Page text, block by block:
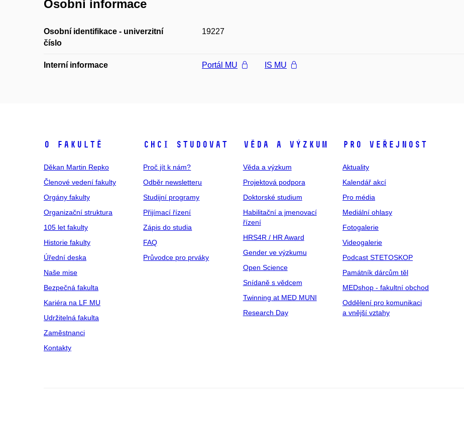
Osobní informace
Osobní identifikace - univerzitní
číslo
19227
Interní informace Portál MU IS MU
O fakultě
Děkan Martin Repko
Členové vedení fakulty
Orgány fakulty
Organizační struktura
105 let fakulty
Historie fakulty
Úřední deska
Naše mise
Bezpečná fakulta
Kariéra na LF MU
Udržitelná fakulta
Zaměstnanci
Kontakty
Chci studovat
Proč jít k nám?
Odběr newsletteru
Studijní programy
Přijímací řízení
Zápis do studia
FAQ
Průvodce pro prváky
Věda a výzkum
Věda a výzkum
Projektová podpora
Doktorské studium
Habilitační a jmenovací
řízení
HRS4R / HR Award
Gender ve výzkumu
Open Science
Snídaně s vědcem
Twinning at MED MUNI
Research Day
Pro veřejnost
Aktuality
Kalendář akcí
Pro média
Mediální ohlasy
Fotogalerie
Videogalerie
Podcast STETOSKOP
Památník dárcům těl
MEDshop - fakultní obchod
Oddělení pro komunikaci
a vnější vztahy